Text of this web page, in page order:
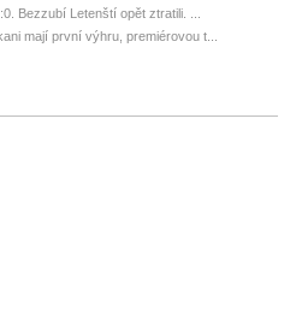
Bezzubí Letenští opět ztratili. ...
mají první výhru, premiérovou t...